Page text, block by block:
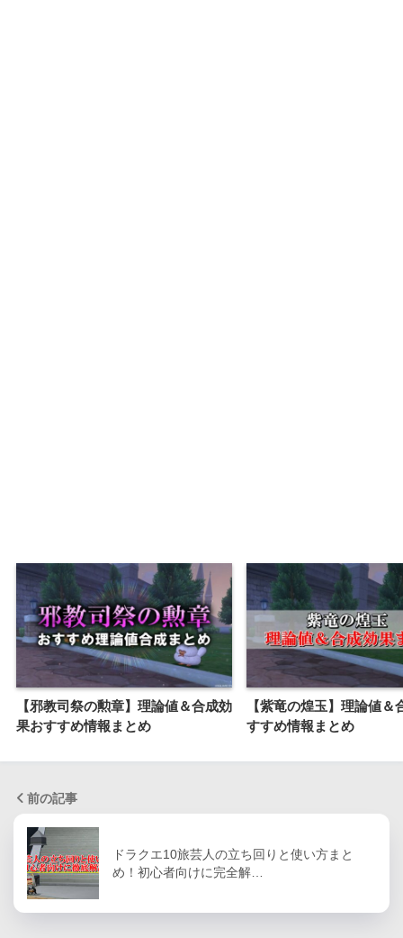
【邪教司祭の勲章】理論値＆合成効
果おすすめ情報まとめ
【紫竜の煌玉】理論値＆
すすめ情報まとめ
前の記事
ドラクエ10旅芸人の立ち回りと使い方まと
め！初心者向けに完全解…